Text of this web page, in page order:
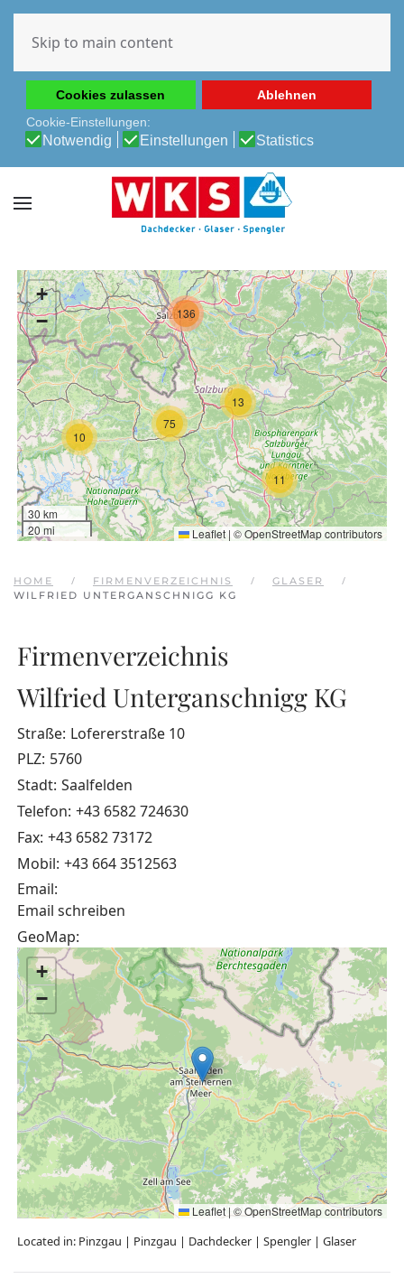
Erfahrung auf unserer Website zu ermöglichen.
Cookie-Richtlinie
Datenschutz-Bestimmungen
Cookies zulassen
Ablehnen
Cookie-Einstellungen:
Notwendig Einstellungen Statistics
Skip to main content
10
11
13
75
136
+
−
30 km
20 mi
Leaflet | ©OpenStreetMapcontributors
HOME FIRMENVERZEICHNIS
GLASER
WILFRIED UNTERGANSCHNIGG KG
Firmenverzeichnis
Wilfried Unterganschnigg KG
Straße: Lofererstraße 10
PLZ: 5760
Stadt: Saalfelden
Telefon: +43 6582 724630
Fax: +43 6582 73172
Mobil: +43 664 3512563
Email:
Email schreiben
GeoMap:
+
−
Leaflet | ©OpenStreetMapcontributors
Located in: Pinzgau | Pinzgau | Dachdecker | Spengler | Glaser